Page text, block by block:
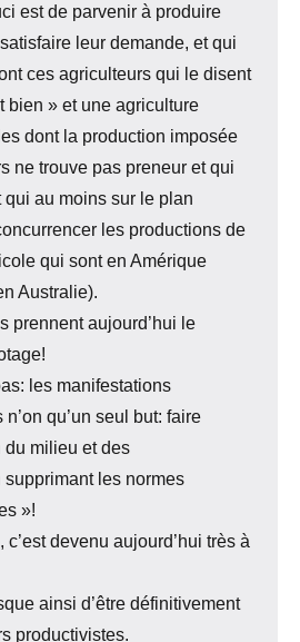
est de parvenir à produire
leur demande, et qui
ces agriculteurs qui le disent
bien » et une agriculture
dont la production imposée
ne trouve pas preneur et qui
qui au moins sur le plan
les productions de
qui sont en Amérique
Australie).
prennent aujourd’hui le
les manifestations
qu’un seul but: faire
du milieu et des
les normes
»!
c’est devenu aujourd’hui très à
ainsi d’être définitivement
productivistes.